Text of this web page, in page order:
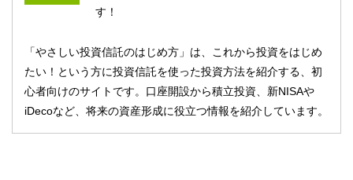
す！
「やさしい投資信託のはじめ方」は、これから投資をはじめ
たい！という方に投資信託を使った投資方法を紹介する、初
心者向けのサイトです。口座開設から積立投資、新NISAや
iDecoなど、将来の資産形成に役立つ情報を紹介しています。